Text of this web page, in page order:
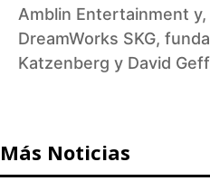
Amblin Entertainment
DreamWorks SKG,
Katzenberg y David
Más Noticias